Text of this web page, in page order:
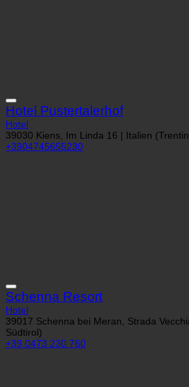
Hotel Pustertalerhof
Hotel
39030 Kiens, Im Linda 16 | Italien
+3904745655230
Schenna Resort
Hotel
39017 Schenna bei Meran, Strada
Südtirol)
+39 0473 230 760